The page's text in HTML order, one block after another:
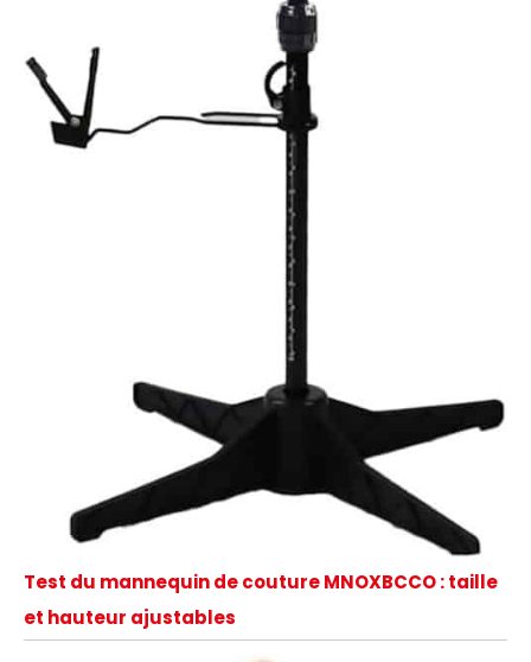
Test du mannequin de couture MNOXBCCO : taille
et hauteur ajustables